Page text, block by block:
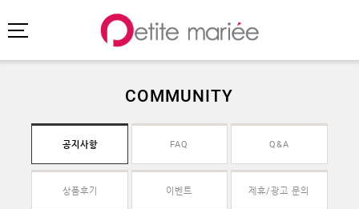
COMMUNITY
공지사항 FAQ Q&A
상품후기 이벤트 제휴/광고 문의